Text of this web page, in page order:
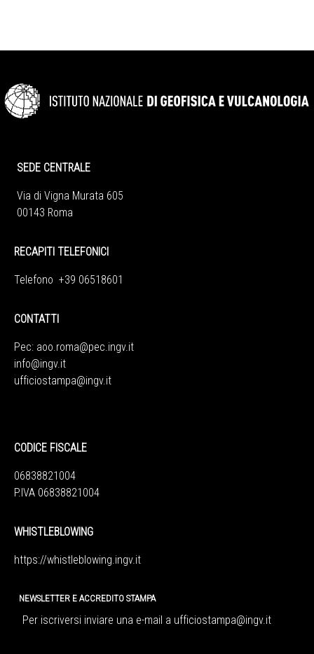
SEDE CENTRALE
Via di Vigna Murata 605
00143 Roma
RECAPITI TELEFONICI
Telefono +39 06518601
CONTATTI
Pec: aoo.roma@pec.ingv.it
info@ingv.it
ufficiostampa@ingv.it
CODICE FISCALE
06838821004
P.IVA 06838821004
WHISTLEBLOWING
https://whistleblowing.ingv.it
NEWSLETTER E ACCREDITO STAMPA
Per iscriversi inviare una e-mail a ufficiostampa@ingv.it